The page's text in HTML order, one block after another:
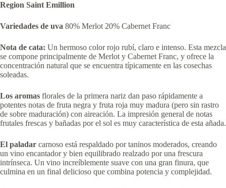
Region Saint Emillion
Variedades de uva 80% Merlot 20% Cabernet Franc
Nota de cata: Un hermoso color rojo rubí, claro e intenso. Esta mezcla
se compone principalmente de Merlot y Cabernet Franc, y ofrece la
concentración natural que se encuentra típicamente en las cosechas
soleadas.
Los aromas florales de la primera nariz dan paso rápidamente a
potentes notas de fruta negra y fruta roja muy madura (pero sin rastro
de sobre maduración) con aireación. La impresión general de notas
frutales frescas y bañadas por el sol es muy característica de esta añada.
El paladar carnoso está respaldado por taninos moderados, creando
un vino encantador y bien equilibrado realzado por una frescura
intrínseca. Un vino increíblemente suave con una gran finura, que
culmina en un final delicioso que combina potencia y complejidad.